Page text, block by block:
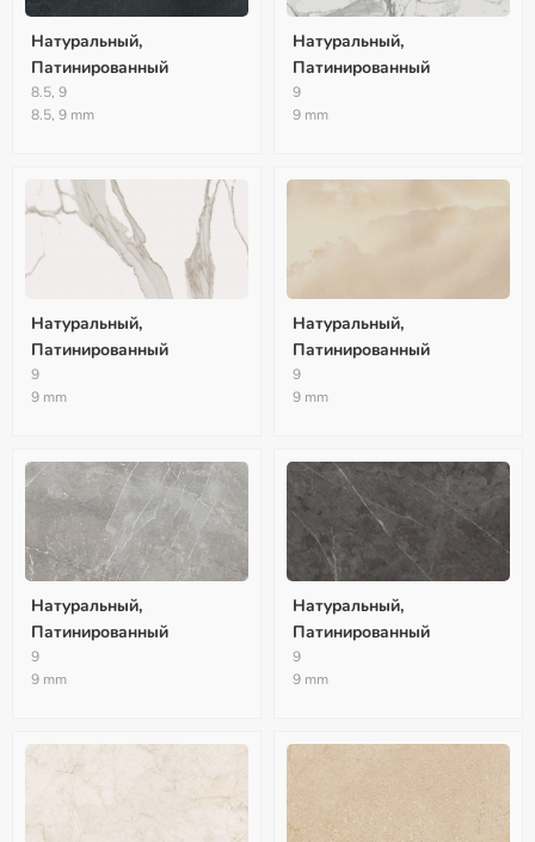
Натуральный,
Патинированный
8.5, 9
8.5, 9 mm
Натуральный,
Патинированный
9
9 mm
Натуральный,
Патинированный
9
9 mm
Натуральный,
Патинированный
9
9 mm
Натуральный,
Патинированный
9
9 mm
Натуральный,
Патинированный
9
9 mm